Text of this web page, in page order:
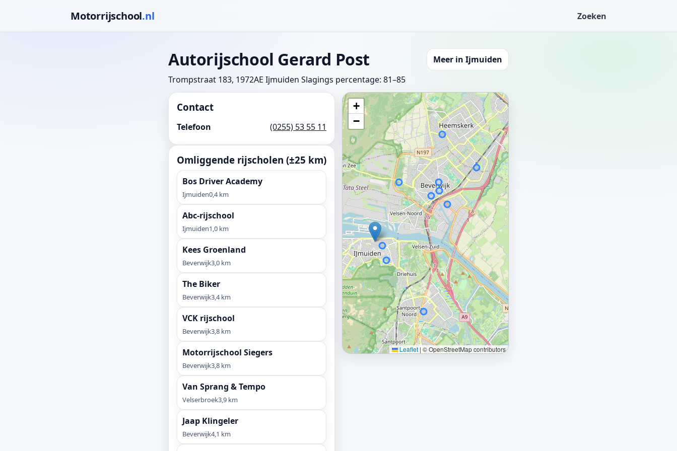
Motorrijschool.nl Zoeken
Autorijschool Gerard Post
Trompstraat 183, 1972AE Ijmuiden Slagings percentage: 81–85
Meer in Ijmuiden
Contact
Telefoon (0255) 53 55 11
Omliggende rijscholen (±25 km)
Bos Driver Academy
Ijmuiden0,4 km
Abc-rijschool
Ijmuiden1,0 km
Kees Groenland
Beverwijk3,0 km
The Biker
Beverwijk3,4 km
VCK rijschool
Beverwijk3,8 km
Motorrijschool Siegers
Beverwijk3,8 km
Van Sprang & Tempo
Velserbroek3,9 km
Jaap Klingeler
Beverwijk4,1 km
+
−
Leaflet | © OpenStreetMap contributors